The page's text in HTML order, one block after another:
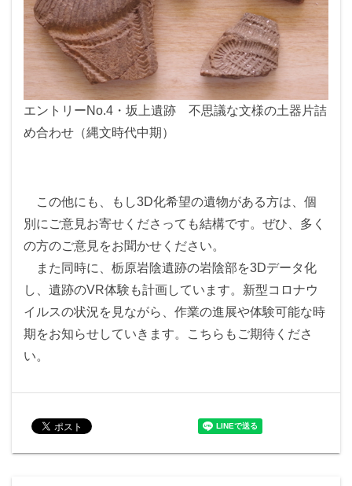
エントリーNo.4・坂上遺跡 不思議な文様の土器片詰
め合わせ（縄文時代中期）
この他にも、もし3D化希望の遺物がある方は、個
別にご意見お寄せくださっても結構です。ぜひ、多く
の方のご意見をお聞かせください。
また同時に、栃原岩陰遺跡の岩陰部を3Dデータ化
し、遺跡のVR体験も計画しています。新型コロナウ
イルスの状況を見ながら、作業の進展や体験可能な時
期をお知らせしていきます。こちらもご期待くださ
い。